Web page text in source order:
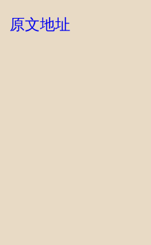
原文地址